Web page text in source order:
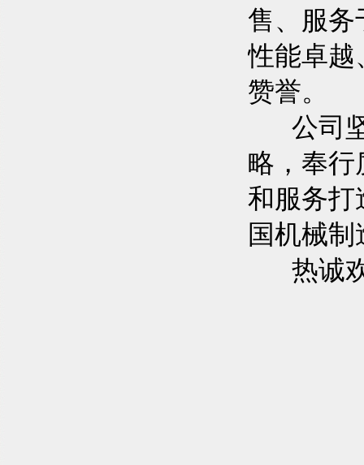
售、服务
性能卓越
赞誉。
公司坚
略，奉行
和服务打
国机械
热诚欢